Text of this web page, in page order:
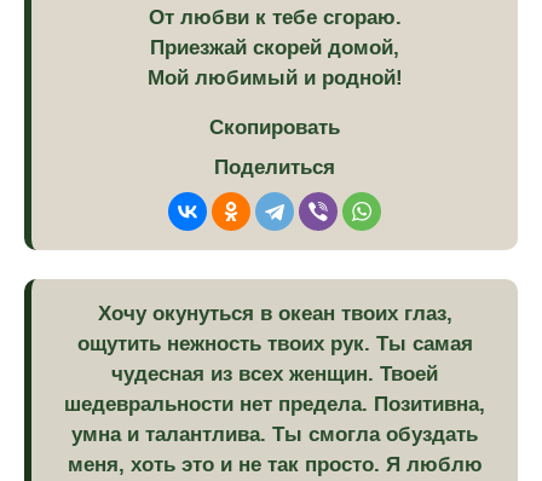
От любви к тебе сгораю.
Приезжай скорей домой,
Мой любимый и родной!
Скопировать
Поделиться
Хочу окунуться в океан твоих глаз,
ощутить нежность твоих рук. Ты самая
чудесная из всех женщин. Твоей
шедевральности нет предела. Позитивна,
умна и талантлива. Ты смогла обуздать
меня, хоть это и не так просто. Я люблю